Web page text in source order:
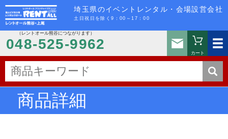
埼玉県のイベントレンタル・会場設営会社
土日祝日を除く9：00～17：00
（レントオール熊谷につながります）
048-525-9962 お問い
カート
商品詳細